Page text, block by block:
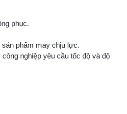
phục.
phẩm may chịu lực.
nghiệp yêu cầu tốc độ và độ